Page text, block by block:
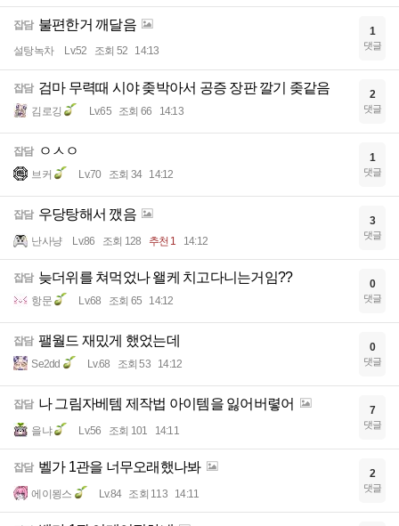
잡담 불편한거 깨달음
설탕녹차 Lv.52 조회 52 14:13
1
댓글
잡담 검마 무력때 시야 좆박아서 공증 장판 깔기 좆같음
김로깅 Lv.65 조회 66 14:13
2
댓글
잡담 ㅇㅅㅇ
브커 Lv.70 조회 34 14:12
1
댓글
잡담 우당탕해서 깼음
난사냥 Lv.86 조회 128 추천 1 14:12
3
댓글
잡담 늦더위를 쳐먹었나 왤케 치고다니는거임??
항문 Lv.68 조회 65 14:12
0
댓글
잡담 팰월드 재밌게 했었는데
Se2dd Lv.68 조회 53 14:12
0
댓글
잡담 나 그림자베템 제작법 아이템을 잃어버렿어
을냐 Lv.56 조회 101 14:11
7
댓글
잡담 벨가 1관을 너무오래했나봐
에이묑스 Lv.84 조회 113 14:11
2
댓글